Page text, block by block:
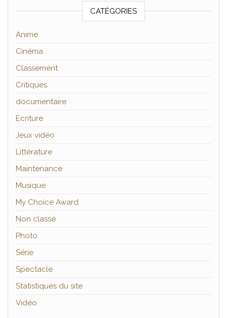
CATÉGORIES
Anime
Cinéma
Classement
Critiques
documentaire
Ecriture
Jeux vidéo
Littérature
Maintenance
Musique
My Choice Award
Non classé
Photo
Série
Spectacle
Statistiques du site
Vidéo